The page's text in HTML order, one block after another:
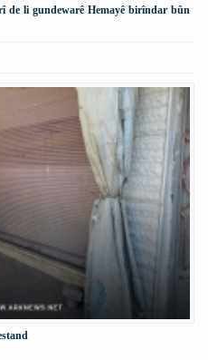
de li gundewarê Hemayê birîndar bûn